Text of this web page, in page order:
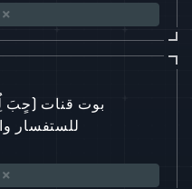
بوت قنات (حٍبَ
للستفسار